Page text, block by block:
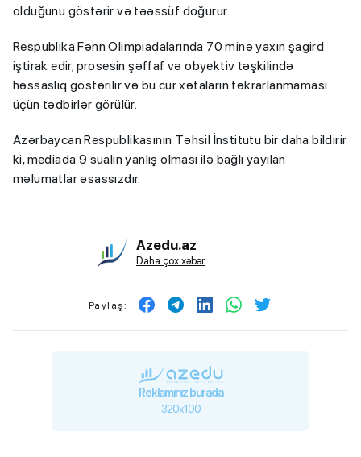
olduğunu göstərir və təəssüf doğurur.
Respublika Fənn Olimpiadalarında 70 minə yaxın şagird
iştirak edir, prosesin şəffaf və obyektiv təşkilində
həssaslıq göstərilir və bu cür xətaların təkrarlanmaması
üçün tədbirlər görülür.
Azərbaycan Respublikasının Təhsil İnstitutu bir daha bildirir
ki, mediada 9 sualın yanlış olması ilə bağlı yayılan
məlumatlar əsassızdır.
Azedu.az
Daha çox xəbər
Paylaş:
Reklamınız burada
320x100